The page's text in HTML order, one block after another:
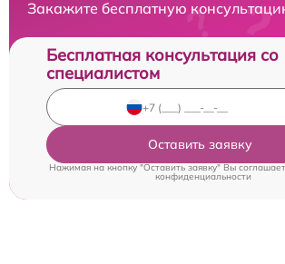
Закажите бесплатную
Бесплатная консультация со
специалистом
Оставить заявку
Нажимая на кнопку "Оставить заявку" Вы
конфиденциальности